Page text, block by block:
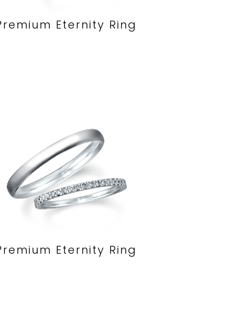
Eternity Ring
Eternity Ring